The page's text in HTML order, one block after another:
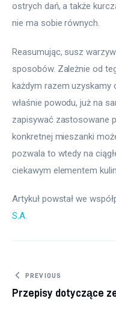
ostrych dań, a także
nie ma sobie równych.
Reasumując, susz
sposobów. Zależnie od
każdym razem uzyskamy
właśnie powodu, już na
zapisywać zastosowane
konkretnej mieszanki
pozwala to wtedy na
ciekawym elementem
Artykuł powstał we
S.A.
Nawigacja wpisu
PREVIOUS
Przepisy dotyczące